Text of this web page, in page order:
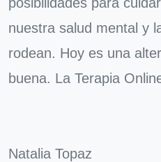
nuestra salud mental y
rodean. Hoy es una
buena. La Terapia
Natalia Topaz